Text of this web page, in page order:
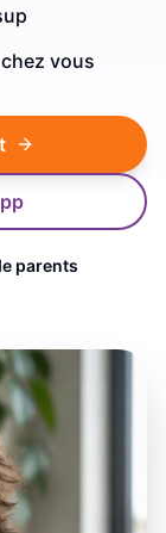
vous
parents